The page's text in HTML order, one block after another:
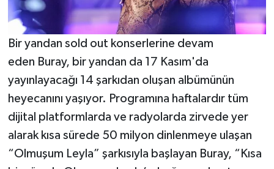
Bir yandan sold out konserlerine devam
eden Buray, bir yandan da 17 Kasım'da
yayınlayacağı 14 şarkıdan oluşan albümünün
heyecanını yaşıyor. Programına haftalardır tüm
dijital platformlarda ve radyolarda zirvede yer
alarak kısa sürede 50 milyon dinlenmeye ulaşan
“Olmuşum Leyla” şarkısıyla başlayan Buray, “Kısa